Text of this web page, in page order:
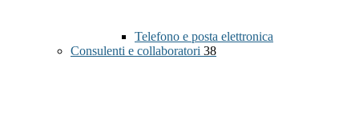
Telefono e posta elettronica
Consulenti e collaboratori 38